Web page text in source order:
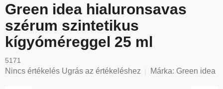
Green idea hialuronsavas
szérum szintetikus
kígyóméreggel 25 ml
5171
A
Nincs értékelés Ugrás az értékeléshez Márka: Green idea